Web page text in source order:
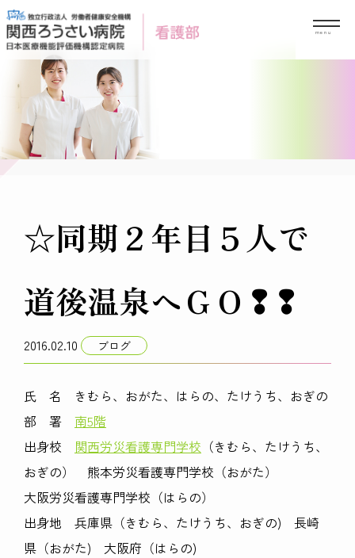
Skip
to
content
☆同期２年目５人で
道後温泉へＧＯ❢❢
2016.02.10 ブログ
氏 名 きむら、おがた、はらの、たけうち、おぎの
部 署 南5階
出身校 関西労災看護専門学校 （きむら、たけうち、
おぎの） 熊本労災看護専門学校（おがた）
大阪労災看護専門学校（はらの）
出身地 兵庫県（きむら、たけうち、おぎの) 長崎
県（おがた) 大阪府（はらの)